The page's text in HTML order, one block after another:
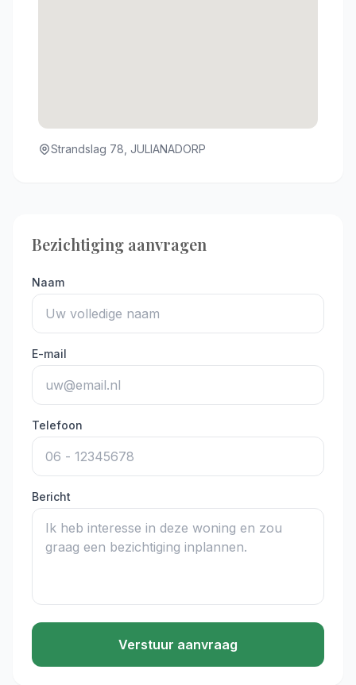
Strandslag 78, JULIANADORP
Bezichtiging aanvragen
Naam
E-mail
Telefoon
Bericht
Verstuur aanvraag